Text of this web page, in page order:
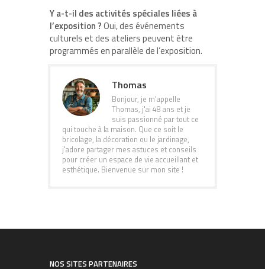
Y a-t-il des activités spéciales liées à
l’exposition ?Oui, des événements
culturels et des ateliers peuvent être
programmés en parallèle de l’exposition.
Thomas
Bonjour, je m'appelle
Thomas, j'ai 48 ans et je
suis passionné par tout ce
qui touche à la maison. Que ce soit le
bricolage, la décoration ou le jardinage,
j'adore partager mes astuces et conseils
pour créer un espace de vie accueillant et
esthétique. Bienvenue sur mon site !
NOS SITES PARTENAIRES